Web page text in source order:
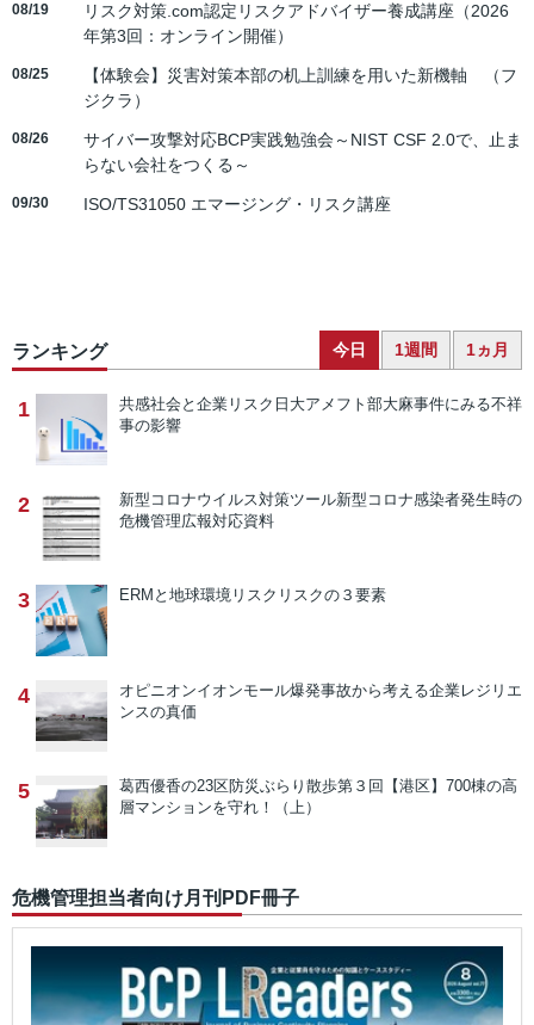
08/19
リスク対策.com認定リスクアドバイザー養成講座（2026
年第3回：オンライン開催）
08/25
【体験会】災害対策本部の机上訓練を用いた新機軸 （フ
ジクラ）
08/26
サイバー攻撃対応BCP実践勉強会～NIST CSF 2.0で、止ま
らない会社をつくる～
09/30 ISO/TS31050 エマージング・リスク講座
ランキング 今日 1週間 1ヵ月
1 共感社会と企業リスク 日大アメフト部大麻事件にみる不祥
事の影響
2 新型コロナウイルス対策ツール新型コロナ感染者発生時の
危機管理広報対応資料
3 ERMと地球環境リスク リスクの３要素
4 オピニオンイオンモール爆発事故から考える企業レジリエ
ンスの真価
5 葛西優香の23区防災ぶらり散歩第３回【港区】700棟の高
層マンションを守れ！（上）
危機管理担当者向け月刊PDF冊子